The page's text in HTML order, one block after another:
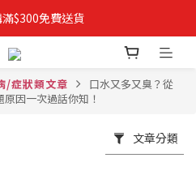
$300免費送貨
員📝購物儲積分, 積分當錢用
/症狀類文章
口水又多又臭？從
因一次過話你知！
文章分類